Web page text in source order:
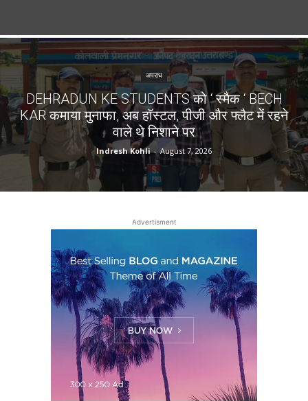
अपराध
DEHRADUN KE STUDENTS को ‘ स्मैक ‘ BECH
KAR कमाया मुनाफा, अब हॉस्टल, पीजी और फ्लैट में रहने
वाले थे निशाने पर
Indresh Kohli - August 7, 2026
Advertisment